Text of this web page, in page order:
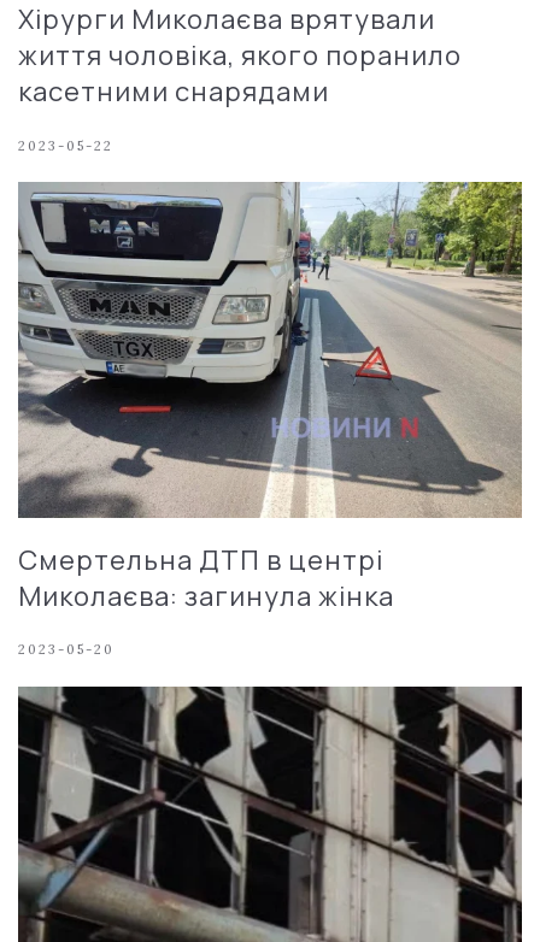
Хірурги Миколаєва врятували
життя чоловіка, якого поранило
касетними снарядами
2023-05-22
Смертельна ДТП в центрі
Миколаєва: загинула жінка
2023-05-20